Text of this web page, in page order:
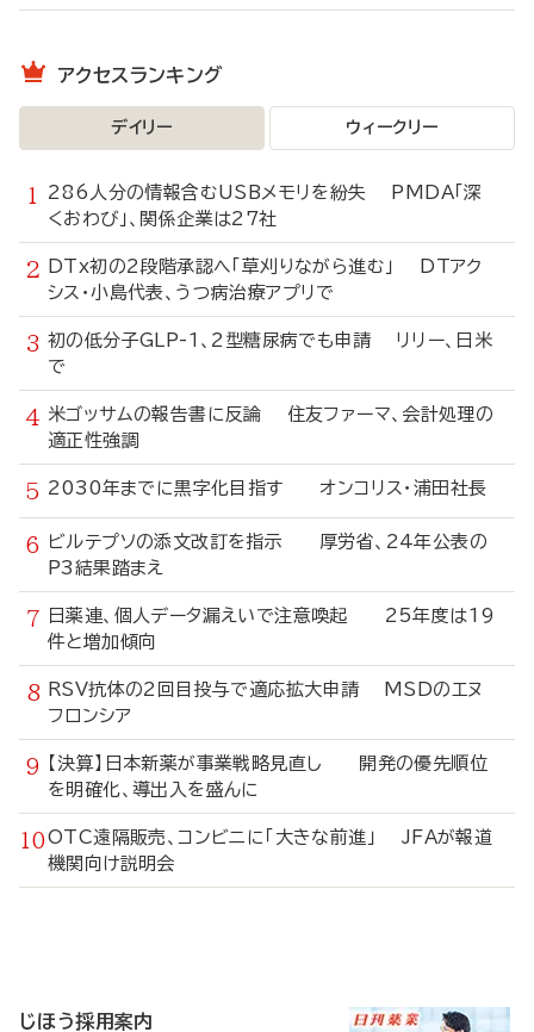
アクセスランキング
デイリー ウィークリー
286人分の情報含むUSBメモリを紛失 PMDA「深
くおわび」、関係企業は27社
DTx初の2段階承認へ「草刈りながら進む」 DTアク
シス・小島代表、うつ病治療アプリで
初の低分子GLP-1、2型糖尿病でも申請 リリー、日米
で
米ゴッサムの報告書に反論 住友ファーマ、会計処理の
適正性強調
2030年までに黒字化目指す オンコリス・浦田社長
ビルテプソの添文改訂を指示 厚労省、24年公表の
P3結果踏まえ
日薬連、個人データ漏えいで注意喚起 25年度は19
件と増加傾向
RSV抗体の2回目投与で適応拡大申請 MSDのエヌ
フロンシア
【決算】日本新薬が事業戦略見直し 開発の優先順位
を明確化、導出入を盛んに
OTC遠隔販売、コンビニに「大きな前進」 JFAが報道
機関向け説明会
じほう採用案内